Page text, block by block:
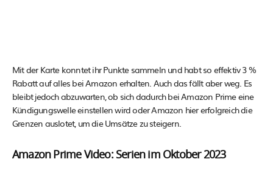
Mit der Karte konntet ihr Punkte sammeln und habt so effektiv 3 %
Rabatt auf alles bei Amazon erhalten. Auch das fällt aber weg. Es
bleibt jedoch abzuwarten, ob sich dadurch bei Amazon Prime eine
Kündigungswelle einstellen wird oder Amazon hier erfolgreich die
Grenzen auslotet, um die Umsätze zu steigern.
Amazon Prime Video: Serien im Oktober 2023